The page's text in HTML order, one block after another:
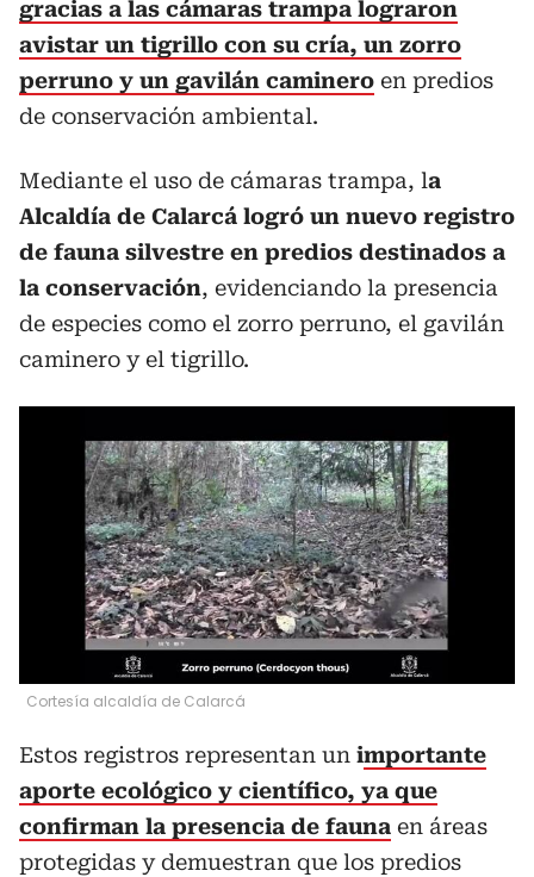
gracias a las cámaras trampa lograron
avistar un tigrillo con su cría, un zorro
perruno y un gavilán caminero en predios
de conservación ambiental.
Mediante el uso de cámaras trampa, la
Alcaldía de Calarcá logró un nuevo registro
de fauna silvestre en predios destinados a
la conservación, evidenciando la presencia
de especies como el zorro perruno, el gavilán
caminero y el tigrillo.
Cortesía alcaldía de Calarcá
Estos registros representan un importante
aporte ecológico y científico, ya que
confirman la presencia de fauna en áreas
protegidas y demuestran que los predios